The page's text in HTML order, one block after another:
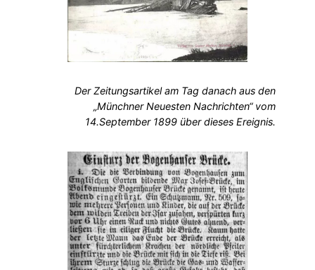
Der Zeitungsartikel am Tag danach aus den
„Münchner Neuesten Nachrichten“ vom
14.September 1899 über dieses Ereignis.